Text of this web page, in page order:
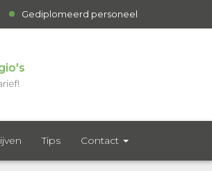
Gediplomeerd personeel
Tips Contact